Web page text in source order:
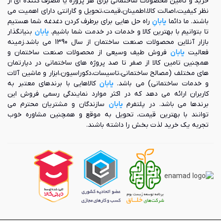
جنس دیگ، به دسته بندی های متفاوتی طبقه بندی می کنند که
در ادامه به هر یک از این موارد می پردازیم. ابتدا انواع این محصول
را از لحاظ قرار گرفتن فن بررسی می کنیم:
کوره مکشی: در این کوره‌ها فن به گونه‌ای قرار می‌گیرد که
هوا را از مبدل گرمایی مکش می‌کند.
کوره وزشی (یا کوره رانشی): در این نوع کوره‌ها، فن به
گونه‌ای قرار گرفته است که هوا را به سمت مبدل گرمایی
می‌راند.
از لحاظ ایمنی، کوره‌های وزشی در شرایط بهتری در مقایسه با
مکشی قرار دارند؛ چرا که کوره‌های مکشی در صورت وجود منفذ در
مبدل گرمایی می‌توانند مواد آلاینده حاصل از احتراق را نیز وارد
در ادامه، انواع کوره‌های هوای گرم از لحاظ سوخت مصرفی را به شما
معرفی کرده ایم:
گازوئیلی
نظر کیفیت،اصالت کالا،اطمینان،قیمت،تحویل و گارانتی دارای اهمیت می
باشند. ما دائما یابانِ راه حل هایی برای برطرف کردن دغدغه شما هستیم
تا بتوانیم با بهترین کالا و خدمات در خدمت شما باشیم.یابان بنیانگذار
بازار آنلاین محصولات صنعت ساختمان از سال 1390 می باشد.زمینه
فعالیتیابان فروش طیف وسیعی از محصولات صنعت ساختمان و
همچنین تامین کالا از صفر تا صد پروژه های ساختمانی در دپارتمان
های مختلف (مصالح ساختمانی،تاسیسات،دکوراسیون،ابزار و ماشین آلات
و خدمات ساختمانی) می باشد.یابان کالاهایی با برندهای معتبر به
کاربران ارائه می دهد که در اکثر موارد نمایندگی رسمی فروش این
برندها می باشد. در پلتفرمیابان سازندگان و مشتریان محترم می
توانند با بهترین قیمت، تحویل به موقع و همچنین مشاوره خوب
تجربه یک خرید لذت بخش را داشته باشند.